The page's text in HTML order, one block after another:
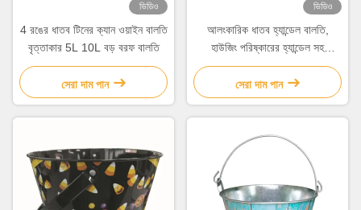
ভিডিও
4 রঙের ধাতব টিনের ক্যান ওয়াইন বালতি
বৃত্তাকার 5L 10L বড় বরফ বালতি
সেরা দাম পান
ভিডিও
আলংকারিক ধাতব হ্যান্ডেল বালতি,
হাউজিং পরিষ্কারের হ্যান্ডেল সহ
গ্যালভানাইজড বালতি
সেরা দাম পান